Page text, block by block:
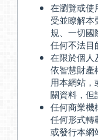
在瀏覽或使
受並瞭解本
規、一切國
任何不法目
在限於個人
依智慧財產
用本網站
關資料，但
任何商業機
任何形式轉
或發行本網